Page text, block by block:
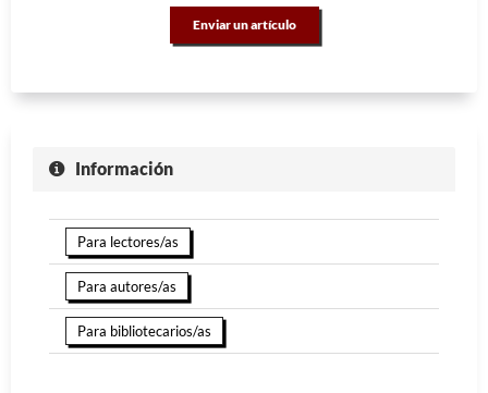
Enviar un artículo
Información
Para lectores/as
Para autores/as
Para bibliotecarios/as